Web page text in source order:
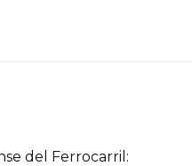
del Ferrocarril: